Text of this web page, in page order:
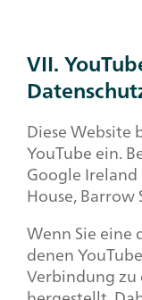
VII.
Diese Website
YouTube ein.
Google
House,
Wenn Sie eine
denen
Verbindung zu